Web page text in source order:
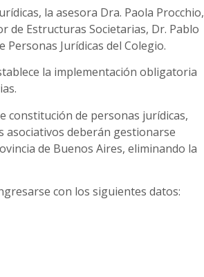
la asesora Dra. Paola Procchio,
de Estructuras Societarias, Dr. Pablo
Jurídicas del Colegio.
la implementación obligatoria
constitución de personas jurídicas,
asociativos deberán gestionarse
de Buenos Aires, eliminando la
con los siguientes datos: